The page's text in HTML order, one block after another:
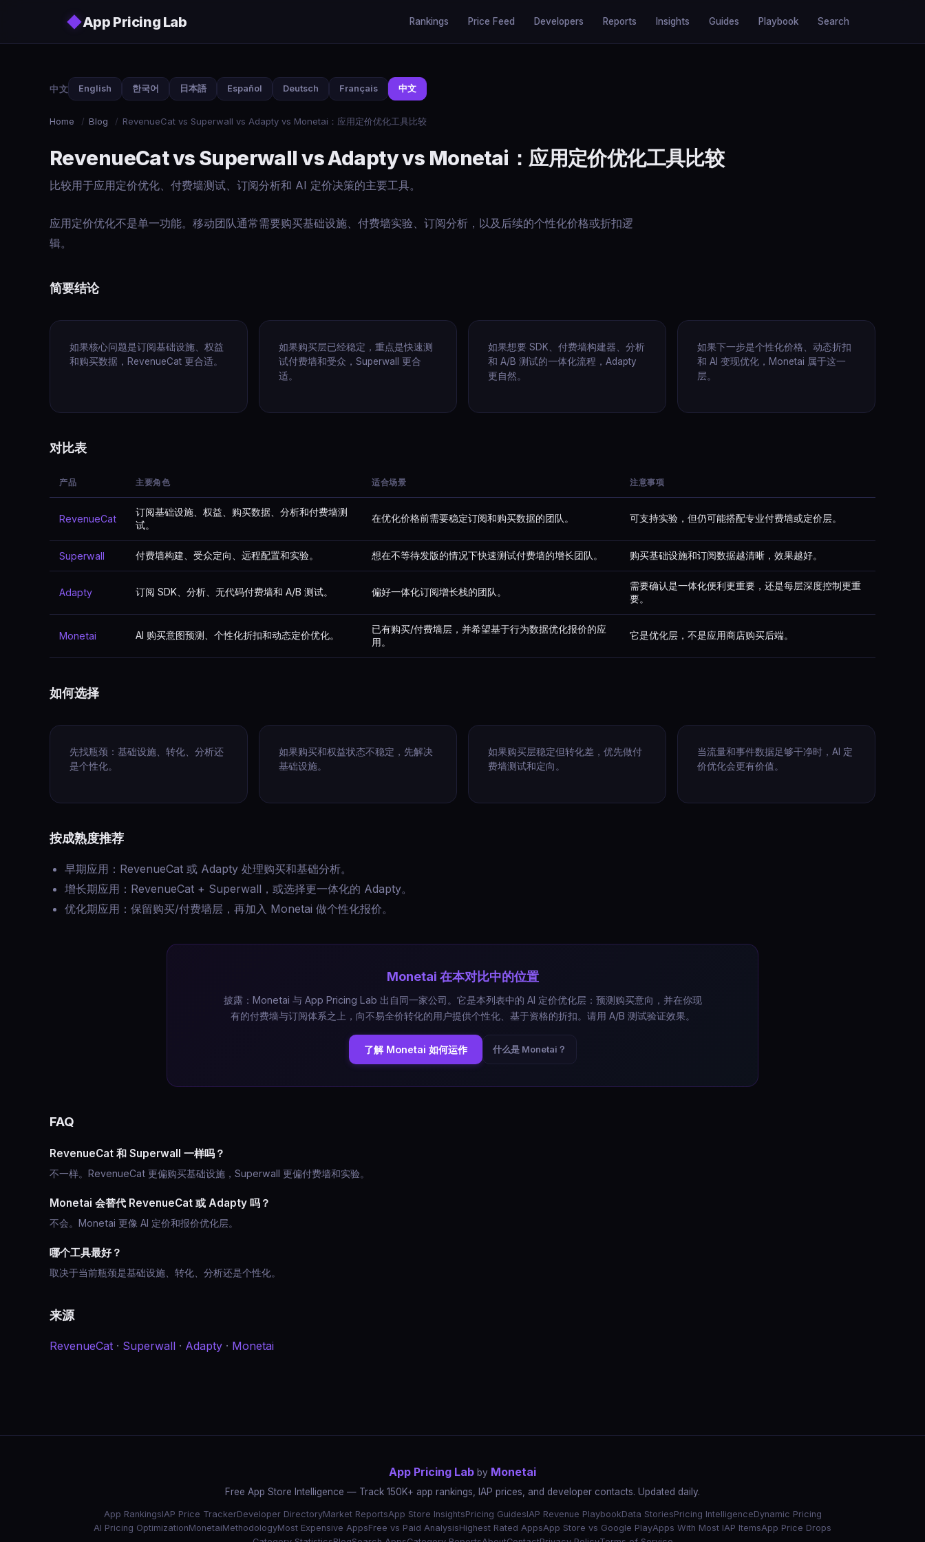
◆App Pricing Lab Rankings Price Feed Developers Reports Insights Guides Playbook Search
中文 English 한국어 日本語 Español Deutsch Français 中文
Home / Blog / RevenueCat vs Superwall vs Adapty vs Monetai：应用定价优化工具比较
RevenueCat vs Superwall vs Adapty vs Monetai：应用定价优化工具比较
比较用于应用定价优化、付费墙测试、订阅分析和 AI 定价决策的主要工具。
应用定价优化不是单一功能。移动团队通常需要购买基础设施、付费墙实验、订阅分析，以及后续的个性化价格或折扣逻
辑。
简要结论
如果核心问题是订阅基础设施、权益
和购买数据，RevenueCat 更合适。
如果购买层已经稳定，重点是快速测
试付费墙和受众，Superwall 更合
适。
如果想要 SDK、付费墙构建器、分析
和 A/B 测试的一体化流程，Adapty
更自然。
如果下一步是个性化价格、动态折扣
和 AI 变现优化，Monetai 属于这一
层。
对比表
产品 主要角色 适合场景 注意事项
RevenueCat
订阅基础设施、权益、购买数据、分析和付费墙测
试。
在优化价格前需要稳定订阅和购买数据的团队。 可支持实验，但仍可能搭配专业付费墙或定价层。
Superwall 付费墙构建、受众定向、远程配置和实验。 想在不等待发版的情况下快速测试付费墙的增长团队。 购买基础设施和订阅数据越清晰，效果越好。
Adapty 订阅 SDK、分析、无代码付费墙和 A/B 测试。 偏好一体化订阅增长栈的团队。
需要确认是一体化便利更重要，还是每层深度控制更重
要。
Monetai AI 购买意图预测、个性化折扣和动态定价优化。
已有购买/付费墙层，并希望基于行为数据优化报价的应
用。
它是优化层，不是应用商店购买后端。
如何选择
先找瓶颈：基础设施、转化、分析还
是个性化。
如果购买和权益状态不稳定，先解决
基础设施。
如果购买层稳定但转化差，优先做付
费墙测试和定向。
当流量和事件数据足够干净时，AI 定
价优化会更有价值。
按成熟度推荐
早期应用：RevenueCat 或 Adapty 处理购买和基础分析。
增长期应用：RevenueCat + Superwall，或选择更一体化的 Adapty。
优化期应用：保留购买/付费墙层，再加入 Monetai 做个性化报价。
Monetai 在本对比中的位置
披露：Monetai 与 App Pricing Lab 出自同一家公司。它是本列表中的 AI 定价优化层：预测购买意向，并在你现
有的付费墙与订阅体系之上，向不易全价转化的用户提供个性化、基于资格的折扣。请用 A/B 测试验证效果。
了解 Monetai 如何运作 什么是 Monetai？
FAQ
RevenueCat 和 Superwall 一样吗？
不一样。RevenueCat 更偏购买基础设施，Superwall 更偏付费墙和实验。
Monetai 会替代 RevenueCat 或 Adapty 吗？
不会。Monetai 更像 AI 定价和报价优化层。
哪个工具最好？
取决于当前瓶颈是基础设施、转化、分析还是个性化。
来源
RevenueCat · Superwall · Adapty · Monetai
App Pricing Lab by Monetai
Free App Store Intelligence — Track 150K+ app rankings, IAP prices, and developer contacts. Updated daily.
App RankingsIAP Price TrackerDeveloper DirectoryMarket ReportsApp Store InsightsPricing GuidesIAP Revenue PlaybookData StoriesPricing IntelligenceDynamic Pricing
AI Pricing OptimizationMonetaiMethodologyMost Expensive AppsFree vs Paid AnalysisHighest Rated AppsApp Store vs Google PlayApps With Most IAP ItemsApp Price Drops